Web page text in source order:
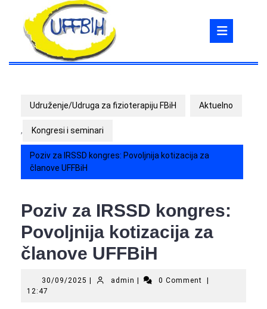
content
Udruženje/Udruga za fizioterapiju FBiH Aktuelno
, Kongresi i seminari
Poziv za IRSSD kongres: Povoljnija kotizacija za
članove UFFBiH
Poziv za IRSSD kongres:
Povoljnija kotizacija za
članove UFFBiH
30/09/2025 30/09/2025
admin admin 0 Comment
12:47